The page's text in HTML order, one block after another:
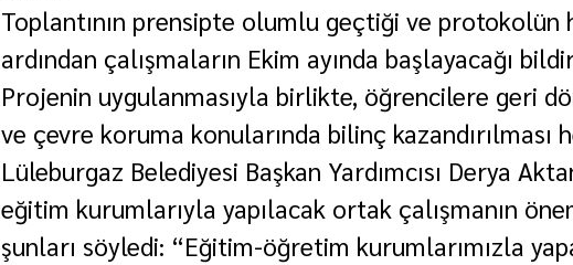
Toplantının prensipte olumlu geçtiği ve protokolün
ardından çalışmaların Ekim ayında başlayacağı
Projenin uygulanmasıyla birlikte, öğrencilere geri
ve çevre koruma konularında bilinç kazandırılması
Lüleburgaz Belediyesi Başkan Yardımcısı Derya
eğitim kurumlarıyla yapılacak ortak çalışmanın
şunları söyledi: “Eğitim-öğretim kurumlarımızla